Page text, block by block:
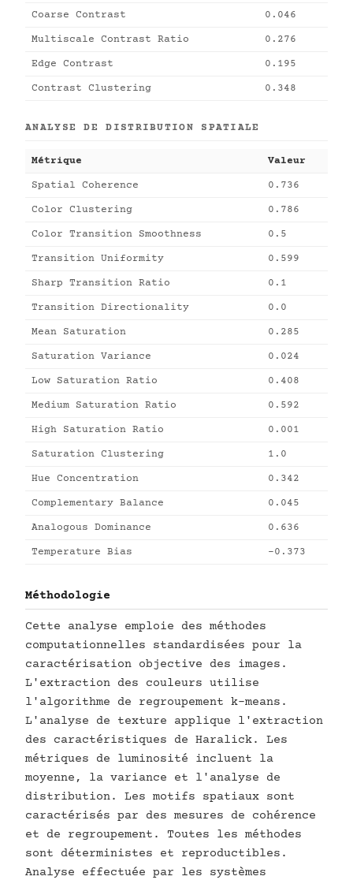
Coarse Contrast 0.046
Multiscale Contrast Ratio 0.276
Edge Contrast 0.195
Contrast Clustering 0.348
ANALYSE DE DISTRIBUTION SPATIALE
Métrique Valeur
Spatial Coherence 0.736
Color Clustering 0.786
Color Transition Smoothness 0.5
Transition Uniformity 0.599
Sharp Transition Ratio 0.1
Transition Directionality 0.0
Mean Saturation 0.285
Saturation Variance 0.024
Low Saturation Ratio 0.408
Medium Saturation Ratio 0.592
High Saturation Ratio 0.001
Saturation Clustering 1.0
Hue Concentration 0.342
Complementary Balance 0.045
Analogous Dominance 0.636
Temperature Bias -0.373
Méthodologie
Cette analyse emploie des méthodes
computationnelles standardisées pour la
caractérisation objective des images.
L'extraction des couleurs utilise
l'algorithme de regroupement k-means.
L'analyse de texture applique l'extraction
des caractéristiques de Haralick. Les
métriques de luminosité incluent la
moyenne, la variance et l'analyse de
distribution. Les motifs spatiaux sont
caractérisés par des mesures de cohérence
et de regroupement. Toutes les méthodes
sont déterministes et reproductibles.
Analyse effectuée par les systèmes